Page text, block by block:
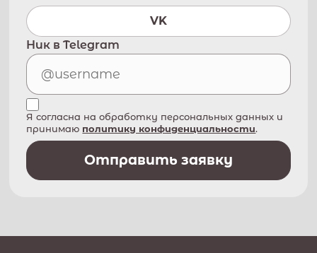
VK
Ник в Telegram
Я согласна на обработку персональных данных и
принимаю политику конфиденциальности.
Отправить заявку